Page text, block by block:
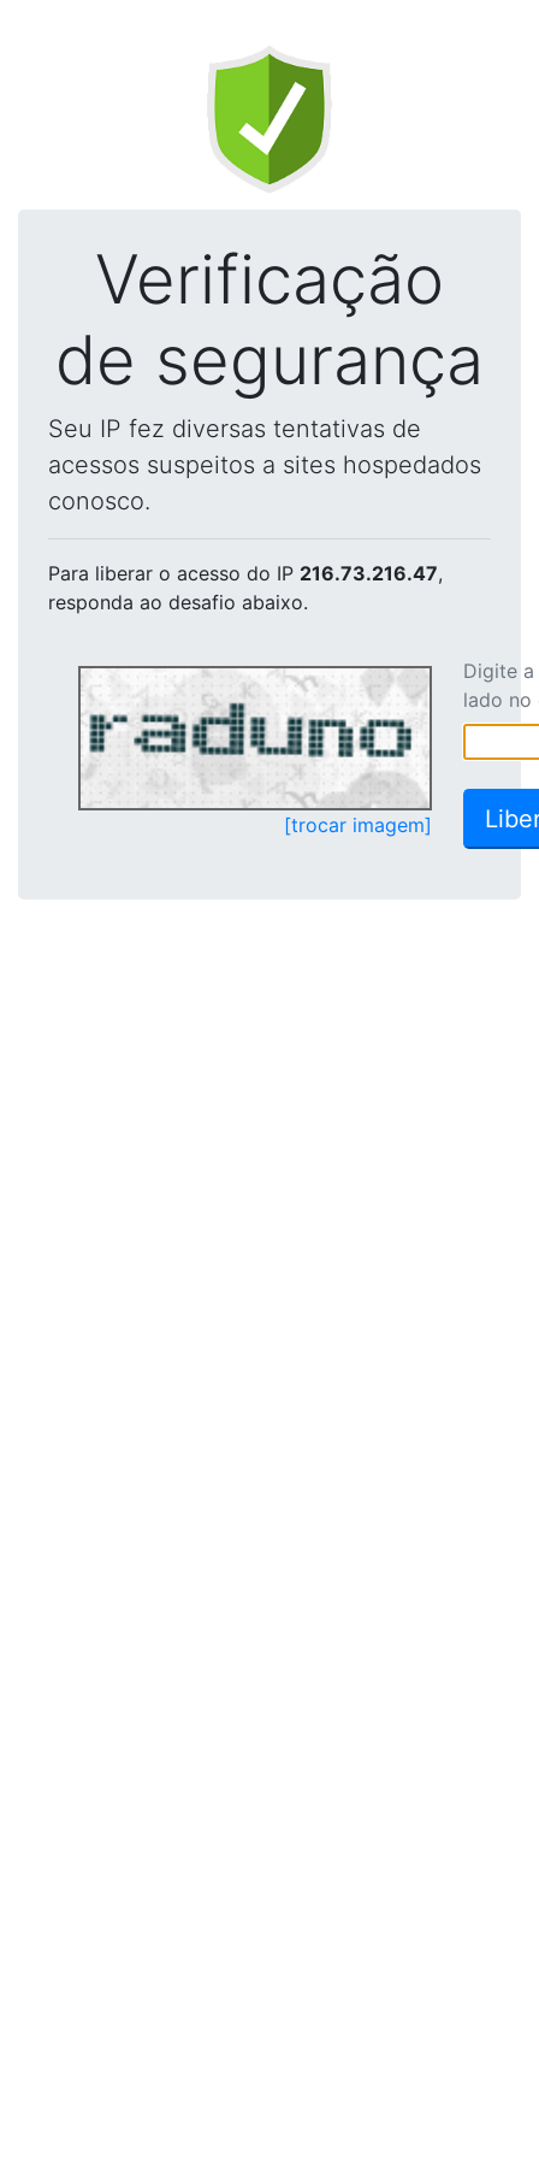
Verificação
de segurança
Seu IP fez diversas tentativas de
acessos suspeitos a sites hospedados
conosco.
Para liberar o acesso do IP 216.73.216.47,
responda ao desafio abaixo.
[trocar imagem]
Digite
lado no